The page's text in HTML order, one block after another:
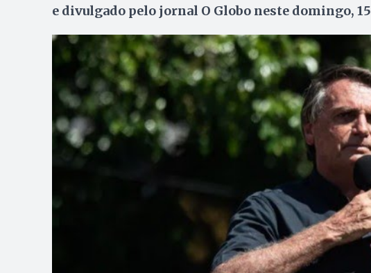
e divulgado pelo jornal O Globo neste domingo, 15